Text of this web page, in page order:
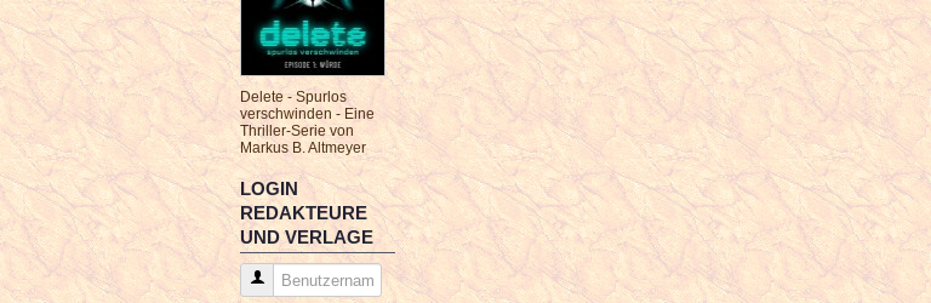
Delete - Spurlos
verschwinden - Eine
Thriller-Serie von
Markus B. Altmeyer
LOGIN
REDAKTEURE
UND VERLAGE
Benutzername